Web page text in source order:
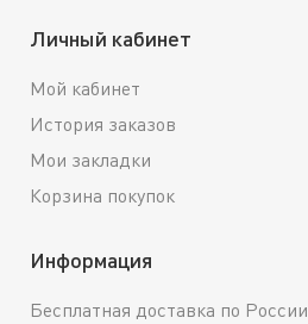
Личный кабинет
Мой кабинет
История заказов
Мои закладки
Корзина покупок
Информация
Бесплатная доставка по России